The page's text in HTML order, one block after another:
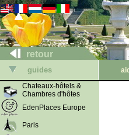
retour
guides
Chateaux-hôtels &
Chambres d'hôtes
EdenPlaces Europe
Paris